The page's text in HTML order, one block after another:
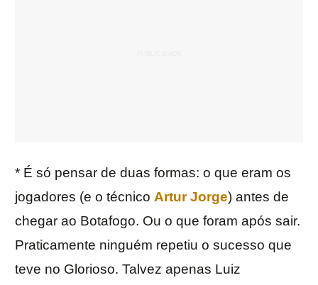
* É só pensar de duas formas: o que eram os
jogadores (e o técnico Artur Jorge) antes de
chegar ao Botafogo. Ou o que foram após sair.
Praticamente ninguém repetiu o sucesso que
teve no Glorioso. Talvez apenas Luiz